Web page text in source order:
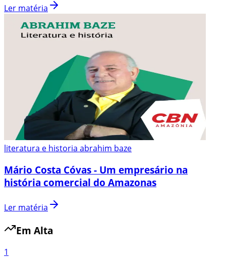
Ler matéria
literatura e historia abrahim baze
Mário Costa Cóvas - Um empresário na
história comercial do Amazonas
Ler matéria
Em Alta
1